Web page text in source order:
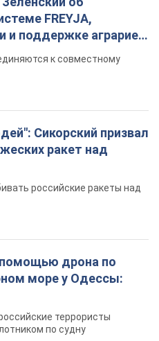
дрона по
море у Одессы:
террористы
по судну